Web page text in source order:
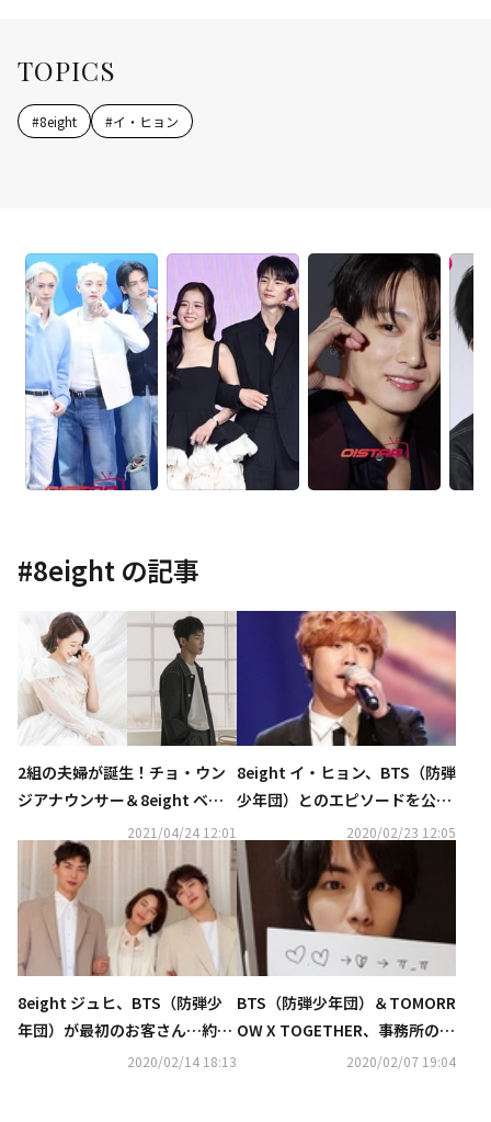
TOPICS
#8eight #イ・ヒョン
#8eight の記事
2組の夫婦が誕生！チョ・ウン
ジアナウンサー＆8eight ベ
ク・チャン、それぞれ本日（4/
24）結婚
2021/04/24 12:01
8eight イ・ヒョン、BTS（防弾
少年団）とのエピソードを公開
「ジンとSUGAに誘われて釣り
に行った」
2020/02/23 12:05
8eight ジュヒ、BTS（防弾少
年団）が最初のお客さん…約10
0坪の撮影スタジオをオープン
2020/02/14 18:13
BTS（防弾少年団）＆TOMORR
OW X TOGETHER、事務所の先
輩8eightの新曲をPR…ユニー
2020/02/07 19:04